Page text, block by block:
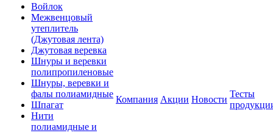
Войлок
Межвенцовый
утеплитель
(Джутовая лента)
Джутовая веревка
Шнуры и веревки
полипропиленовые
Шнуры, веревки и
фалы полиамидные
Шпагат
Нити
полиамидные и
Компания Акции Новости
Тесты